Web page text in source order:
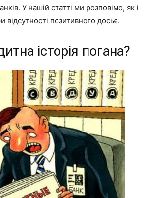
У нашій статті ми розповімо, як і
позитивного досьє.
історія погана?